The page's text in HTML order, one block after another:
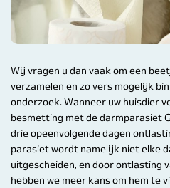
Wij vragen u dan vaak om een
verzamelen en zo vers mogelijk
onderzoek. Wanneer uw huisdier
besmetting met de darmparasiet
drie opeenvolgende dagen
parasiet wordt namelijk niet elke
uitgescheiden, en door ontlasting
hebben we meer kans om hem te